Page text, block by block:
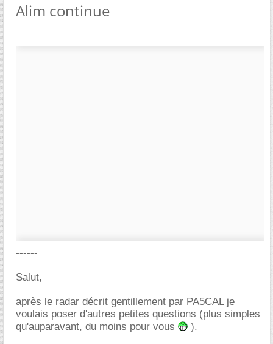
Alim continue
------
Salut,
après le radar décrit gentillement par PA5CAL je
voulais poser d'autres petites questions (plus simples
qu'auparavant, du moins pour vous
).